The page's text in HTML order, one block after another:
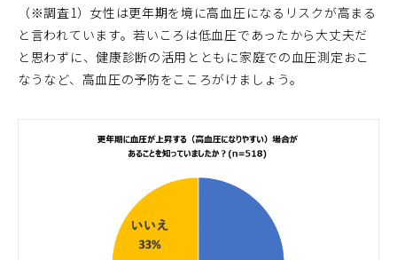
（※調査1）女性は更年期を境に高血圧になるリスクが高まる
と言われています。若いころは低血圧であったから大丈夫だ
と思わずに、健康診断の活用とともに家庭での血圧測定おこ
なうなど、高血圧の予防をこころがけましょう。